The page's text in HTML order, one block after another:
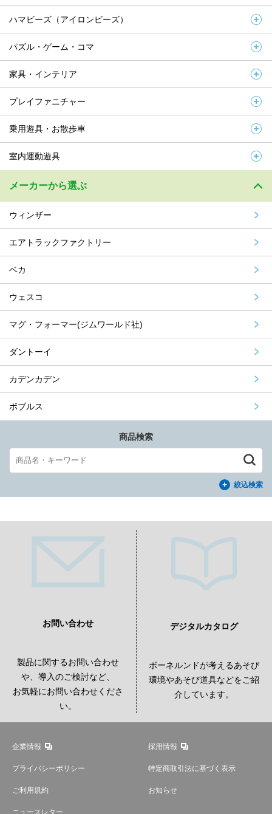
ハマビーズ（アイロンビーズ）
パズル・ゲーム・コマ
家具・インテリア
プレイファニチャー
乗用遊具・お散歩車
室内運動遊具
メーカーから選ぶ
ウィンザー
エアトラックファクトリー
ベカ
ウェスコ
マグ・フォーマー(ジムワールド社)
ダントーイ
カデンカデン
ボブルス
商品検索
絞込検索
お問い合わせ
製品に関するお問い合わせ
や、導入のご検討など、
お気軽にお問い合わせくださ
い。
デジタルカタログ
ボーネルンドが考えるあそび
環境やあそび道具などをご紹
介しています。
企業情報 採用情報
プライバシーポリシー 特定商取引法に基づく表示
ご利用規約 お知らせ
ニュースレター